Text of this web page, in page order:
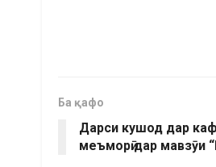
Ба қафо
Дарси кушод дар
меъморӣ дар мавзӯи